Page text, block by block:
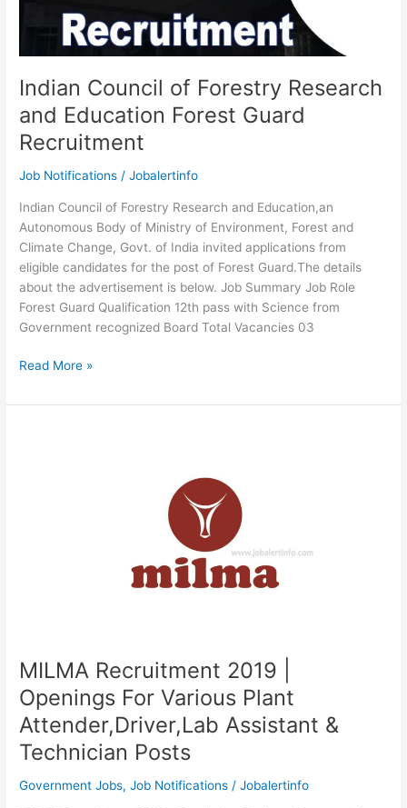
Indian Council of Forestry Research
and Education Forest Guard
Recruitment
Job Notifications /Jobalertinfo
Indian Council of Forestry Research and Education,an
Autonomous Body of Ministry of Environment, Forest and
Climate Change, Govt. of India invited applications from
eligible candidates for the post of Forest Guard.The details
about the advertisement is below. Job Summary Job Role
Forest Guard Qualification 12th pass with Science from
Government recognized Board Total Vacancies 03
Indian
of
Read More »
MILMA Recruitment 2019 |
Openings For Various Plant
Attender,Driver,Lab Assistant &
Technician Posts
Government Jobs,Job Notifications /Jobalertinfo